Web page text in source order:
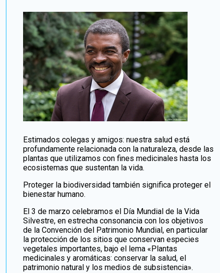
Estimados colegas y amigos: nuestra salud está
profundamente relacionada con la naturaleza, desde las
plantas que utilizamos con fines medicinales hasta los
ecosistemas que sustentan la vida.
Proteger la biodiversidad también significa proteger el
bienestar humano.
El 3 de marzo celebramos el Día Mundial de la Vida
Silvestre, en estrecha consonancia con los objetivos
de la Convención del Patrimonio Mundial, en particular
la protección de los sitios que conservan especies
vegetales importantes, bajo el lema «Plantas
medicinales y aromáticas: conservar la salud, el
patrimonio natural y los medios de subsistencia».